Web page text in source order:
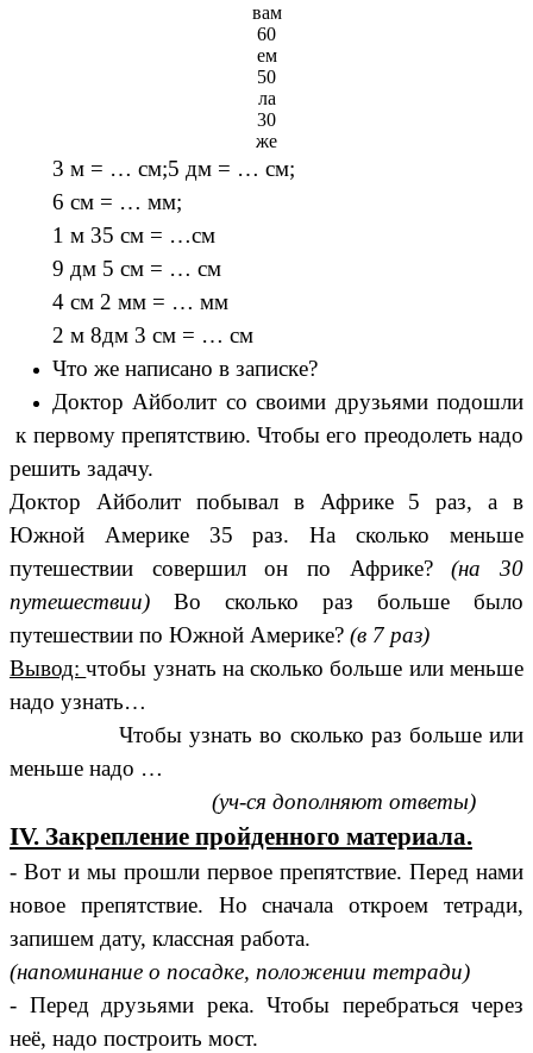
вам
60
ем
50
ла
30
же
3 м = … см;5 дм = … см;
6 см = … мм;
1 м 35 см = …см
9 дм 5 см = … см
4 см 2 мм = … мм
2 м 8дм 3 см = … см
Что же написано в записке?
Доктор Айболит со своими друзьями подошли
к первому препятствию. Чтобы его преодолеть надо
решить задачу.
Доктор Айболит побывал в Африке 5 раз, а в
Южной Америке 35 раз. На сколько меньше
путешествии совершил он по Африке?(на 30
путешествии) Во сколько раз больше было
путешествии по Южной Америке? (в 7 раз)
Вывод:чтобы узнать на сколько больше или меньше
надо узнать…
Чтобы узнать во сколько раз больше или
меньше надо …
(уч-ся дополняют ответы)
IV. Закрепление пройденного материала.
- Вот и мы прошли первое препятствие. Перед нами
новое препятствие. Но сначала откроем тетради,
запишем дату, классная работа.
(напоминание о посадке, положении тетради)
- Перед друзьями река. Чтобы перебраться через
неё, надо построить мост.